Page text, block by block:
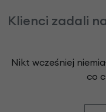
Klienci zadali
Nikt wcześniej
co